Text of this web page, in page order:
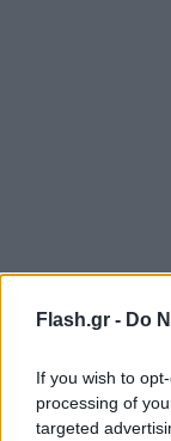
Flash.gr - Do
If you wish to
processing of
targeted
Συγκεκριμένα,
εβδομαδιαίως
Γουέστ Χαμ.